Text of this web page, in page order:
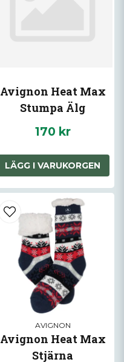
Avignon Heat Max
Stumpa Älg
170 kr
LÄGG I VARUKORGEN
AVIGNON
Avignon Heat Max
Stjärna